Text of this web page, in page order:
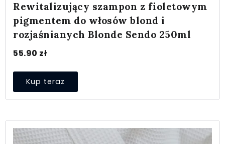
Rewitalizujący szampon z fioletowym
pigmentem do włosów blond i
rozjaśnianych Blonde Sendo 250ml
55.90 zł
Kup teraz